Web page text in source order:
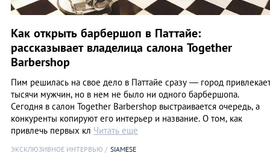
Как открыть барбершоп в Паттайе:
рассказывает владелица салона Together
Barbershop
Пим решилась на свое дело в Паттайе сразу — город
тысячи мужчин, но в нем не было ни одного барбершопа.
Сегодня в салон Together Barbershop выстраивается очередь, а
конкуренты копируют его интерьер и название. О том, как
привлечь первых кл Читать еще
ЭКСКЛЮЗИВНОЕ ИНТЕРВЬЮ SIAMESE